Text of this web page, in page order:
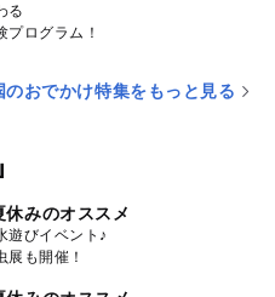
る
プログラム！
のおでかけ特集をもっと見る
休みのオススメ
遊びイベント♪
展も開催！